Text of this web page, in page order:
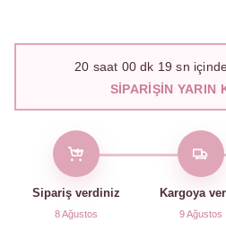
20 saat 00dk 18 sn
SIPARIŞIN YARIN
Sipariş verdiniz
8 Ağustos
Kargoya
9 Ağustos